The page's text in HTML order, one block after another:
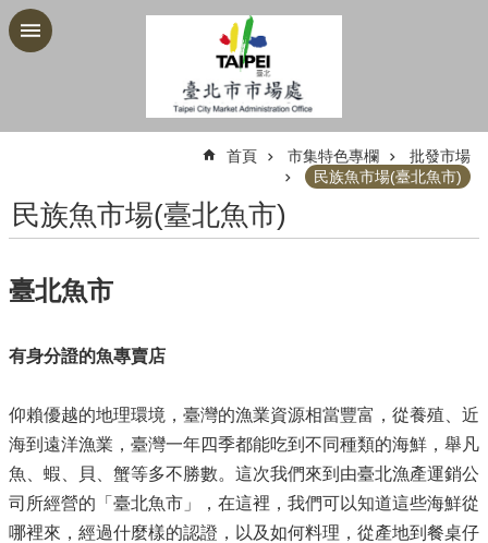
跳到主要內容區塊
首頁 市集特色專欄
批發市場
民族魚市場(臺北魚市)
民族魚市場(臺北魚市)
臺北魚市
有身分證的魚專賣店
仰賴優越的地理環境，臺灣的漁業資源相當豐富，從養殖、近
海到遠洋漁業，臺灣一年四季都能吃到不同種類的海鮮，舉凡
魚、蝦、貝、蟹等多不勝數。這次我們來到由臺北漁產運銷公
司所經營的「臺北魚市」，在這裡，我們可以知道這些海鮮從
哪裡來，經過什麼樣的認證，以及如何料理，從產地到餐桌仔